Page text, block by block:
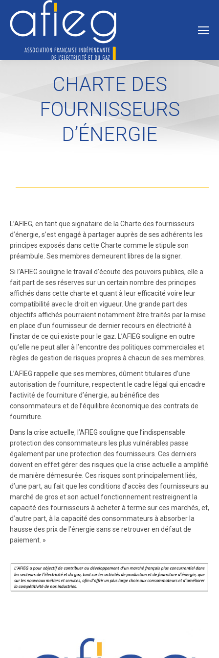
CHARTE DES
FOURNISSEURS
D’ÉNERGIE
L’AFIEG, en tant que signataire de la Charte des fournisseurs
d’énergie, s’est engagé à partager auprès de ses adhérents les
principes exposés dans cette Charte comme le stipule son
préambule. Ses membres demeurent libres de la signer.
Si l’AFIEG souligne le travail d’écoute des pouvoirs publics, elle a
fait part de ses réserves sur un certain nombre des principes
affichés dans cette charte et quant à leur efficacité voire leur
compatibilité avec le droit en vigueur. Une grande part des
objectifs affichés pourraient notamment être traités par la mise
en place d’un fournisseur de dernier recours en électricité à
l’instar de ce qui existe pour le gaz. L’AFIEG souligne en outre
qu’elle ne peut aller à l’encontre des politiques commerciales et
règles de gestion de risques propres à chacun de ses membres.
L’AFIEG rappelle que ses membres, dûment titulaires d’une
autorisation de fourniture, respectent le cadre légal qui encadre
l’activité de fourniture d’énergie, au bénéfice des
consommateurs et de l’équilibre économique des contrats de
fourniture.
Dans la crise actuelle, l’AFIEG souligne que l’indispensable
protection des consommateurs les plus vulnérables passe
également par une protection des fournisseurs. Ces derniers
doivent en effet gérer des risques que la crise actuelle a amplifié
de manière démesurée. Ces risques sont principalement liés,
d’une part, au fait que les conditions d’accès des fournisseurs au
marché de gros et son actuel fonctionnement restreignent la
capacité des fournisseurs à acheter à terme sur ces marchés, et,
d’autre part, à la capacité des consommateurs à absorber la
hausse des prix de l’énergie sans se retrouver en défaut de
paiement. »